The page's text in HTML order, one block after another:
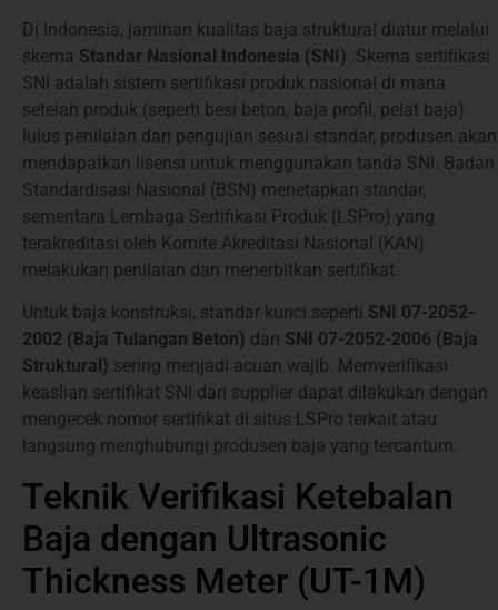
Di Indonesia, jaminan kualitas baja struktural diatur melalui
skema Standar Nasional Indonesia (SNI) . Skema sertifikasi
SNI adalah sistem sertifikasi produk nasional di mana
setelah produk (seperti besi beton, baja profil, pelat baja)
lulus penilaian dan pengujian sesuai standar, produsen akan
mendapatkan lisensi untuk menggunakan tanda SNI. Badan
Standardisasi Nasional (BSN) menetapkan standar,
sementara Lembaga Sertifikasi Produk (LSPro) yang
terakreditasi oleh Komite Akreditasi Nasional (KAN)
melakukan penilaian dan menerbitkan sertifikat.
Untuk baja konstruksi, standar kunci seperti SNI 07-2052-
2002 (Baja Tulangan Beton) dan SNI 07-2052-2006 (Baja
Struktural) sering menjadi acuan wajib. Memverifikasi
keaslian sertifikat SNI dari supplier dapat dilakukan dengan
mengecek nomor sertifikat di situs LSPro terkait atau
langsung menghubungi produsen baja yang tercantum.
Teknik Verifikasi Ketebalan
Baja dengan Ultrasonic
Thickness Meter (UT-1M)